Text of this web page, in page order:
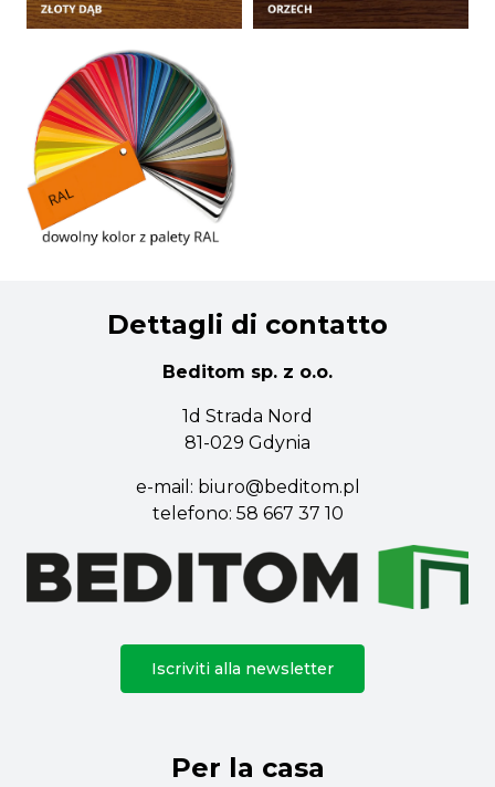
Dettagli di contatto
Beditom sp. z o.o.
1d Strada Nord
81-029 Gdynia
e-mail: biuro@beditom.pl
telefono: 58 667 37 10
Iscriviti alla newsletter
Per la casa